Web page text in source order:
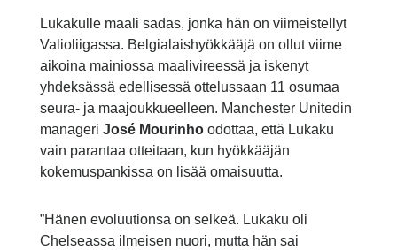
Lukakulle maali sadas, jonka hän on viimeistellyt
Valioliigassa. Belgialaishyökkääjä on ollut viime
aikoina mainiossa maalivireessä ja iskenyt
yhdeksässä edellisessä ottelussaan 11 osumaa
seura- ja maajoukkueelleen. Manchester Unitedin
manageri José Mourinhoodottaa, että Lukaku
vain parantaa otteitaan, kun hyökkääjän
kokemuspankissa on lisää omaisuutta.
”Hänen evoluutionsa on selkeä. Lukaku oli
Chelseassa ilmeisen nuori, mutta hän sai